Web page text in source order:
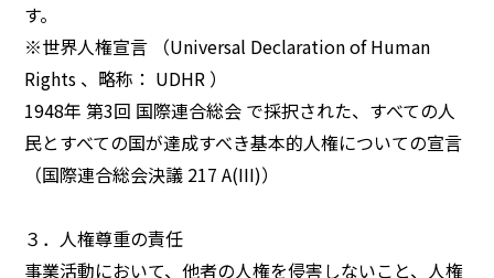
す。
※世界人権宣言 （Universal Declaration of Human
Rights 、略称： UDHR ）
1948年 第3回 国際連合総会 で採択された、すべての人
民とすべての国が達成すべき基本的人権についての宣言
（国際連合総会決議 217 A(III)）
３．人権尊重の責任
事業活動において、他者の人権を侵害しないこと、人権